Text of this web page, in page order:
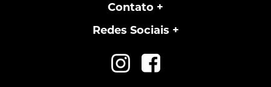
Contato
Redes Sociais